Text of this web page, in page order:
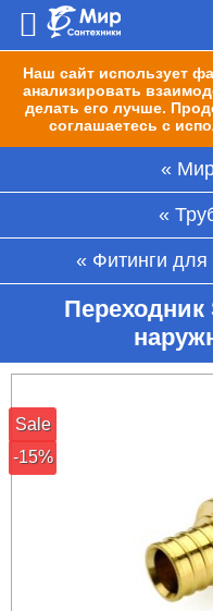
Наш сайт использует
анализировать
делать его лучше.
соглашаетесь с
Фитинги для
Переходник
-15%
Sale